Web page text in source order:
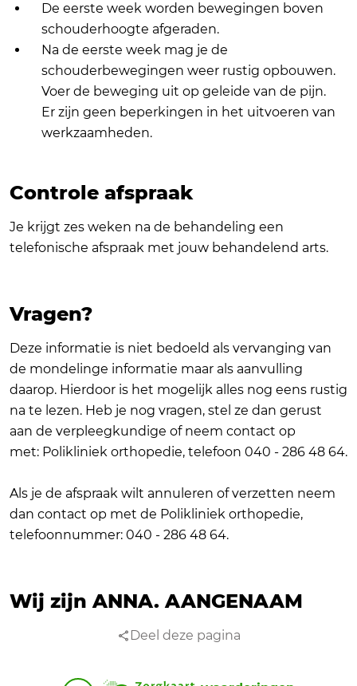
De eerste week worden bewegingen boven
schouderhoogte afgeraden.
Na de eerste week mag je de
schouderbewegingen weer rustig opbouwen.
Voer de beweging uit op geleide van de pijn.
Er zijn geen beperkingen in het uitvoeren van
werkzaamheden.
Controle afspraak
Je krijgt zes weken na de behandeling een
telefonische afspraak met jouw behandelend arts.
Vragen?
Deze informatie is niet bedoeld als vervanging van
de mondelinge informatie maar als aanvulling
daarop. Hierdoor is het mogelijk alles nog eens rustig
na te lezen. Heb je nog vragen, stel ze dan gerust
aan de verpleegkundige of neem contact op
met: Polikliniek orthopedie, telefoon 040 - 286 48 64.
Als je de afspraak wilt annuleren of verzetten neem
dan contact op met de Polikliniek orthopedie,
telefoonnummer: 040 - 286 48 64.
Wij zijn ANNA.AANGENAAM
Deel deze pagina